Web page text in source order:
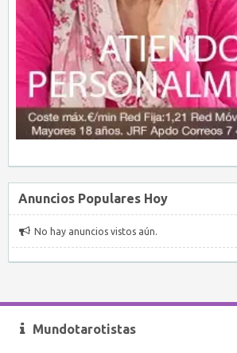
Anuncios Populares Hoy
No hay anuncios vistos aún.
Mundotarotistas